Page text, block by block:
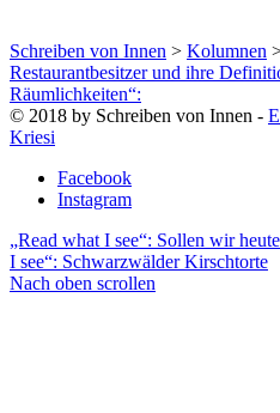
Schreiben von Innen > Kolumnen
Restaurantbesitzer und ihre
Räumlichkeiten“:
© 2018 by Schreiben von Innen -
Kriesi
Facebook
Instagram
„Read what I see“: Sollen wir
I see“: Schwarzwälder Kirschtorte
Nach oben scrollen